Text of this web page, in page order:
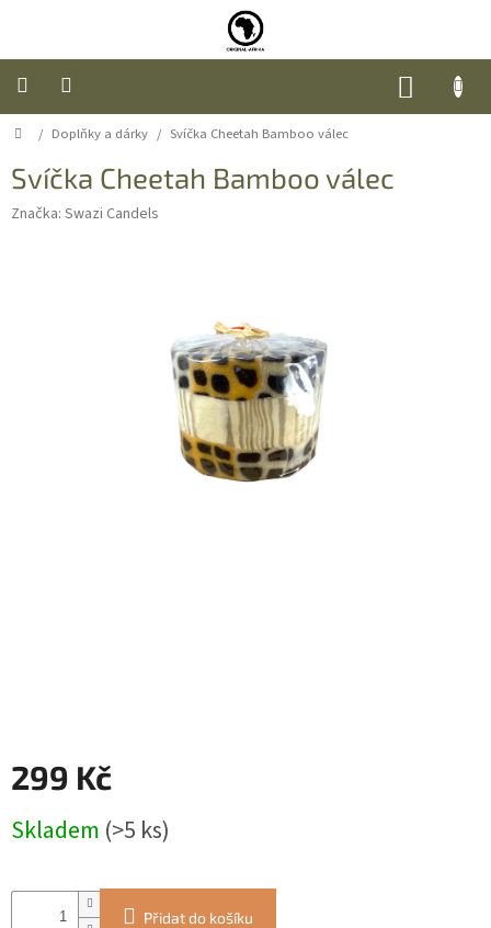
Úvod
Nábytek
Domů
/ Doplňky a dárky / Svíčka Cheetah Bamboo válec
Svíčka Cheetah Bamboo válec
Značka: Swazi Candels
299 Kč
cena:
Skladem (>5 ks)
Přidat do košíku